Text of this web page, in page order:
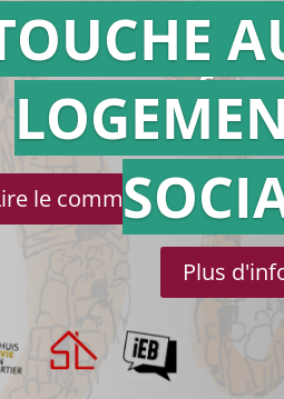
Action
le communiqué de
Plus